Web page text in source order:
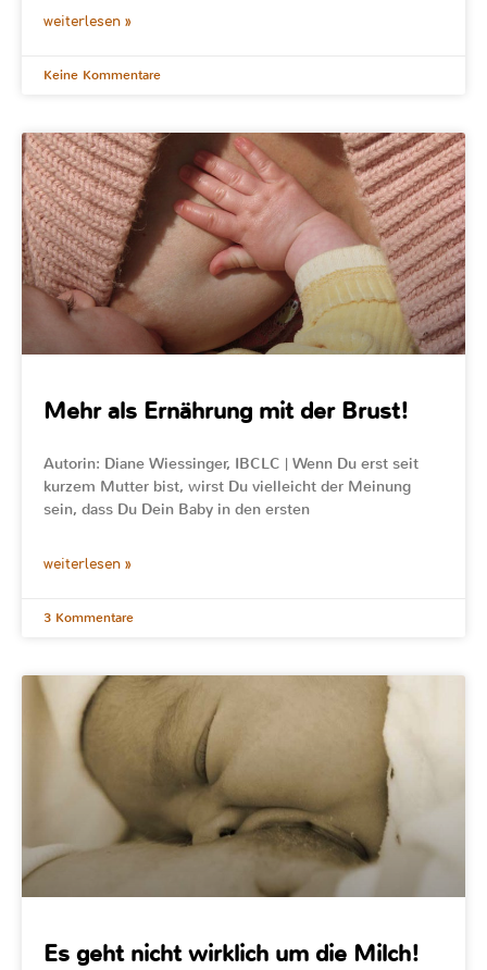
weiterlesen »
Keine Kommentare
Mehr als Ernährung mit der Brust!
Autorin: Diane Wiessinger, IBCLC | Wenn Du erst seit
kurzem Mutter bist, wirst Du vielleicht der Meinung
sein, dass Du Dein Baby in den ersten
weiterlesen »
3 Kommentare
Es geht nicht wirklich um die Milch!